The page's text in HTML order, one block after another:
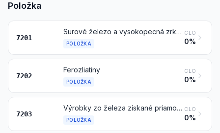
Položka
7201
Surové železo a vysokopecná zrkadlovina v bochníkoch, v blokoch alebo ostatných základných tvaroch
POLOŽKA
CLO
0%
7202
Ferozliatiny
POLOŽKA
CLO
0%
7203
Výrobky zo železa získané priamou redukciou železnej rudy a ostatné hubovité železo, v kusoch, v peletách alebo podobných tvaroch; železo, ktorého rýdzosť je najmenej 99,94 hmotnostných %, v kusoch, peletách alebo podobných tvaroch
POLOŽKA
CLO
0%